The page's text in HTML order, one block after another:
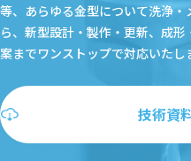
等、あらゆる金型について洗浄
ら、新型設計・製作・更新、成
案までワンストップで対応いたし
技術資